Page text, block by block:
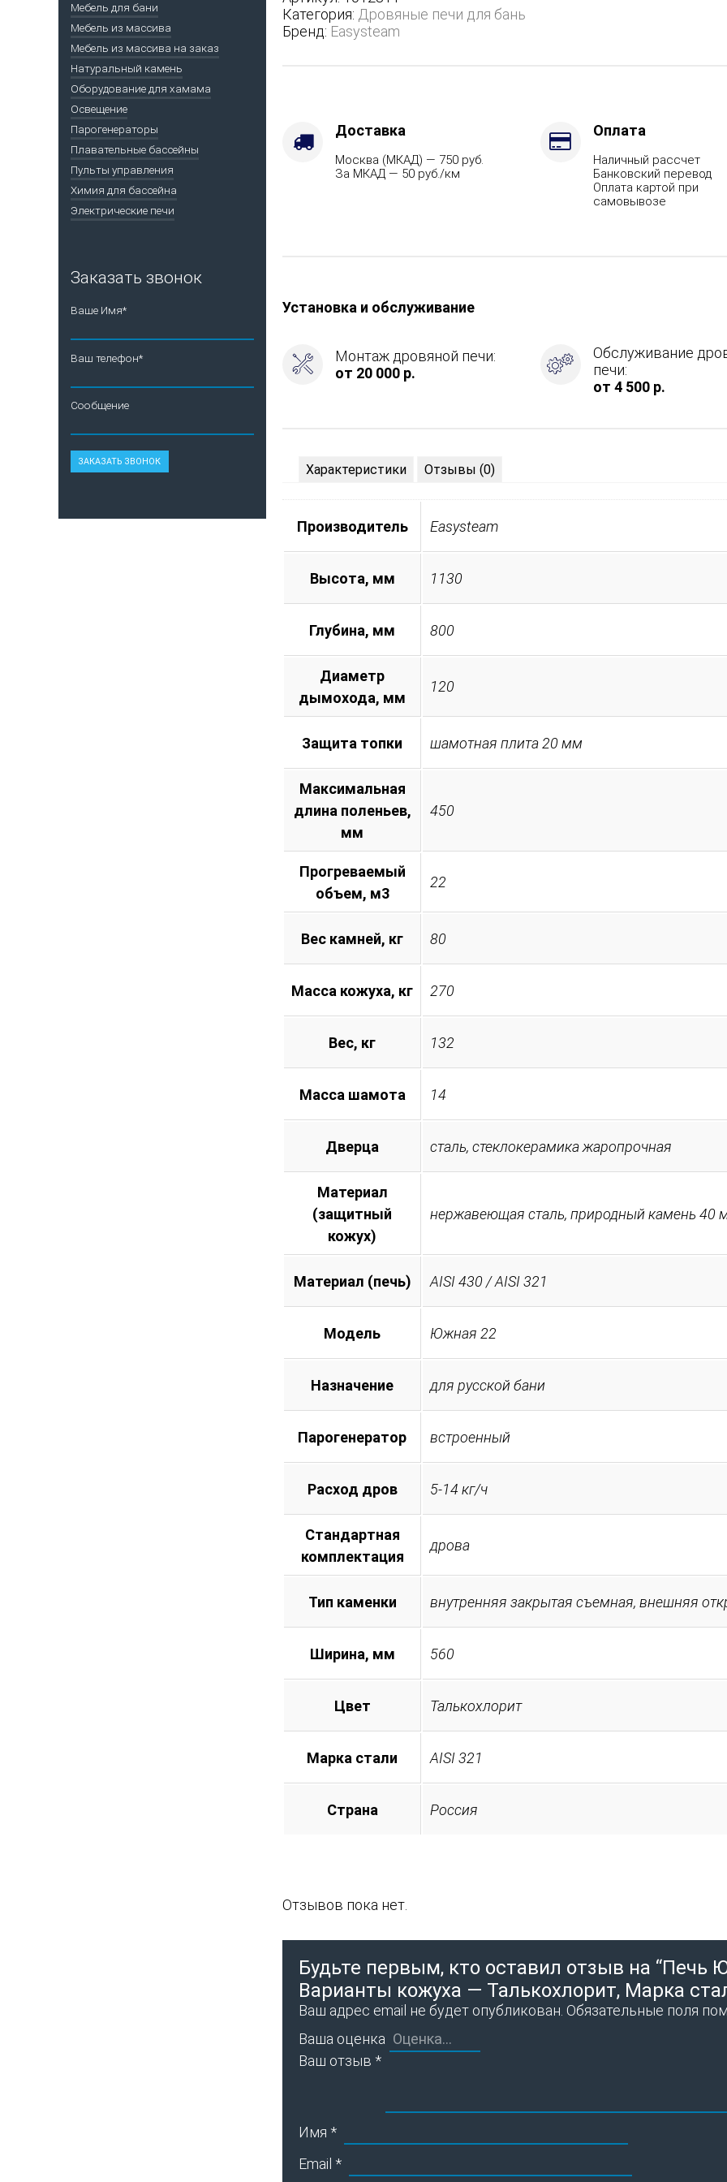
из
парной
-
стали
Категория: Дровяные печи для бань
Бренд: Easysteam
Доставка
Москва (МКАД) — 750 руб.
За МКАД — 50 руб./км
Оплата
Наличный рассчет
Банковский перевод
Оплата картой при
самовывозе
Установка и обслуживание
Монтаж дровяной печи:
от 20 000 р.
Обслуживание
печи:
от 4 500 р.
Характеристики Отзывы (0)
Производитель Easysteam
Высота, мм 1130
Глубина, мм 800
Диаметр
дымохода, мм
120
Защита топки шамотная плита 20 мм
Максимальная
длина поленьев,
мм
450
Прогреваемый
объем, м3
22
Вес камней, кг 80
Масса кожуха, кг 270
Вес, кг 132
Масса шамота 14
Дверца сталь, стеклокерамика жаропрочная
Материал
(защитный
кожух)
нержавеющая сталь, природный камень 40
Материал (печь) AISI 430 / AISI 321
Модель Южная 22
Назначение для русской бани
Парогенератор встроенный
Расход дров 5-14 кг/ч
Стандартная
комплектация
дрова
Тип каменки внутренняя закрытая съемная, внешняя
Ширина, мм 560
Цвет Талькохлорит
Марка стали AISI 321
Страна Россия
Отзывов пока нет.
Будьте первым, кто оставил отзыв на “Печь
Варианты кожуха — Талькохлорит, Марка
Ваш адрес email не будет опубликован. Обязательные поля
Ваша оценка
Ваш отзыв *
Имя *
Email *
Мебель для бани
Мебель из массива
Мебель из массива на заказ
Натуральный камень
Оборудование для хамама
Освещение
Парогенераторы
Плавательные бассейны
Пульты управления
Химия для бассейна
Электрические печи
Заказать звонок
Ваше Имя*
Ваш телефон*
Сообщение